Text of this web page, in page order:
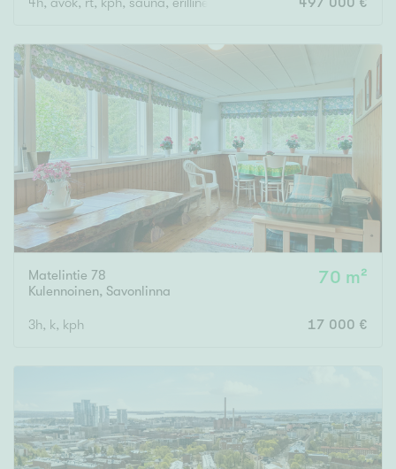
Matelintie 78
Kulennoinen, Savonlinna
70 m²
3h, k, kph 17 000 €